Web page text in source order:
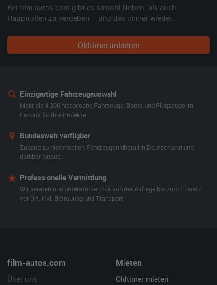
Bei film-autos.com gibt es sowohl Neben- als auch
Hauptrollen zu vergeben – und das immer wieder.
Oldtimer anbieten
Einzigartige Fahrzeugauswahl
Mehr als 4.300 historische Fahrzeuge, Boote und Flugzeuge im
Fundus für Ihre Projekte.
Bundesweit verfügbar
Zugang zu historischen Fahrzeugen überall in Deutschland und
darüber hinaus.
Professionelle Vermittlung
Wir beraten und unterstützen Sie von der Anfrage bis zum Einsatz
vor Ort, inkl. Betreuung und Transport.
film-autos.com
Über uns
Mieten
Oldtimer mieten